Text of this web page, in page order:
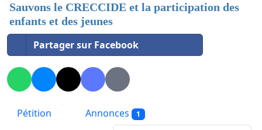
Sauvons le CRECCIDE et la participation des
enfants et des jeunes
Partager sur Facebook
Pétition Annonces 1